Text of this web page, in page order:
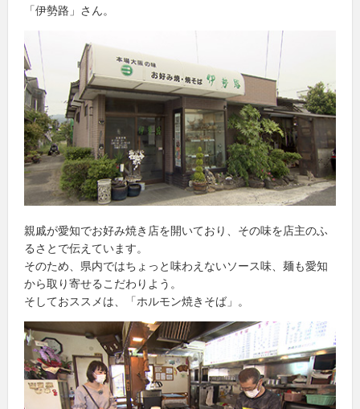
「伊勢路」さん。
親戚が愛知でお好み焼き店を開いており、その味を店主のふ
るさとで伝えています。
そのため、県内ではちょっと味わえないソース味、麺も愛知
から取り寄せるこだわりよう。
そしておススメは、「ホルモン焼きそば」。